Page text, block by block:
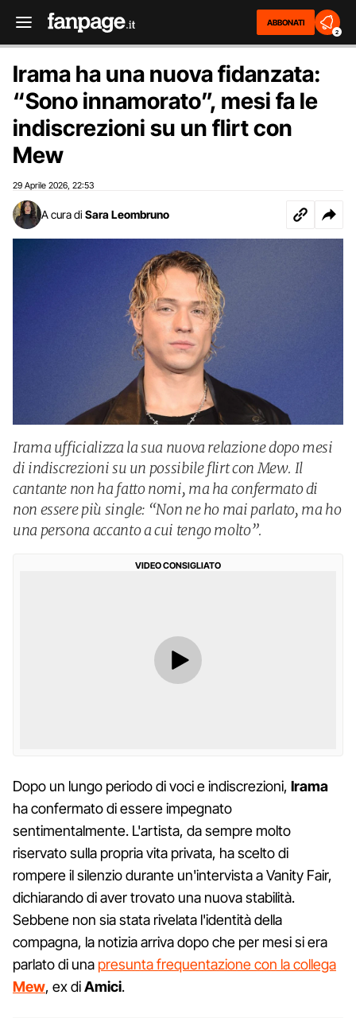
ABBONATI
2
Irama ha una nuova fidanzata:
“Sono innamorato”, mesi fa le
indiscrezioni su un flirt con
Mew
29 Aprile 2026 22:53
A cura di Sara Leombruno
Irama ufficializza la sua nuova relazione dopo mesi
di indiscrezioni su un possibile flirt con Mew. Il
cantante non ha fatto nomi, ma ha confermato di
non essere più single: “Non ne ho mai parlato, ma ho
una persona accanto a cui tengo molto”.
VIDEO CONSIGLIATO
Dopo un lungo periodo di voci e indiscrezioni, Irama
ha confermato di essere impegnato
sentimentalmente. L'artista, da sempre molto
riservato sulla propria vita privata, ha scelto di
rompere il silenzio durante un'intervista a Vanity Fair,
dichiarando di aver trovato una nuova stabilità.
Sebbene non sia stata rivelata l'identità della
compagna, la notizia arriva dopo che per mesi si era
parlato di una presunta frequentazione con la collega
Mew, ex diAmici.